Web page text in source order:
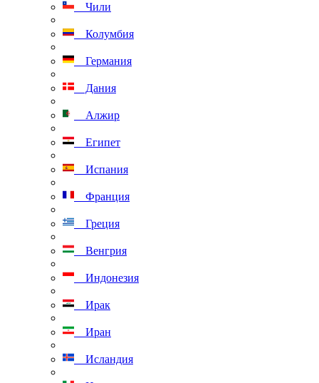
Чили
Колумбия
Германия
Дания
Алжир
Египет
Испания
Франция
Греция
Венгрия
Индонезия
Ирак
Иран
Исландия